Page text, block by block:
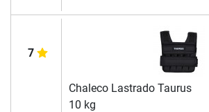
7
Chaleco Lastrado Taurus
10 kg